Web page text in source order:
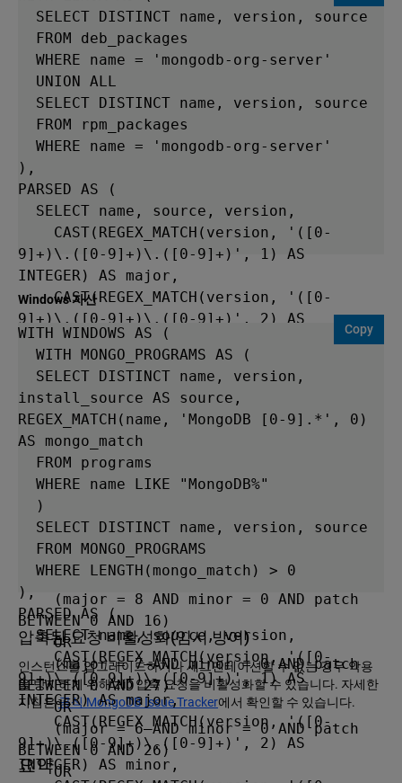
),
PARSED AS (
9]+)\.([0-9]+)\.([0-9]+)', 1) AS
INTEGER) AS major,
    CAST(REGEX_MATCH(version, '([0-
9]+)\.([0-9]+)\.([0-9]+)', 2) AS
INTEGER) AS minor,
    CAST(REGEX_MATCH(version, '([0-
9]+)\.([0-9]+)\.([0-9]+)', 3) AS
INTEGER) AS patch
  FROM LINUX
)
SELECT name, source, version
FROM PARSED
WHERE
    (major = 8 AND minor = 2 AND patch
BETWEEN 0 AND 2)
    OR
    (major = 8 AND minor = 0 AND patch
BETWEEN 0 AND 16)
    OR
    (major = 7 AND minor = 0 AND patch
BETWEEN 0 AND 27)
    OR
BETWEEN 0 AND 26)
    OR
Windows 자산
WITH WINDOWS AS (
install_source AS source,
REGEX_MATCH(name, 'MongoDB [0-9].*', 0)
AS mongo_match
),
PARSED AS (
  SELECT name, source, version,
9]+)\.([0-9]+)\.([0-9]+)', 1) AS
INTEGER) AS major,
9]+)\.([0-9]+)\.([0-9]+)', 2) AS
INTEGER) AS minor,
Copy
압축된 요청 비활성화(임시 방어)
인스턴스를 업그레이드하거나 세그멘테이션할 수 없는 경우 악용
을 방지하기 위해 zlib 압축 요청을 비활성화할 수 있습니다. 자세한
지침은공식 MongoDB Issue Tracker에서 확인할 수 있습니다.
요약